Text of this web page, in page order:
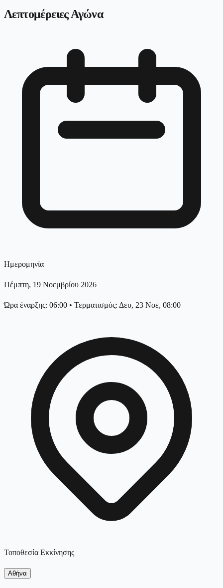
Λεπτομέρειες Αγώνα
Ημερομηνία
Πέμπτη, 19 Νοεμβρίου 2026
Ώρα έναρξης: 06:00 • Τερματισμός: Δευ, 23 Νοε, 08:00
Τοποθεσία Εκκίνησης
Αθήνα